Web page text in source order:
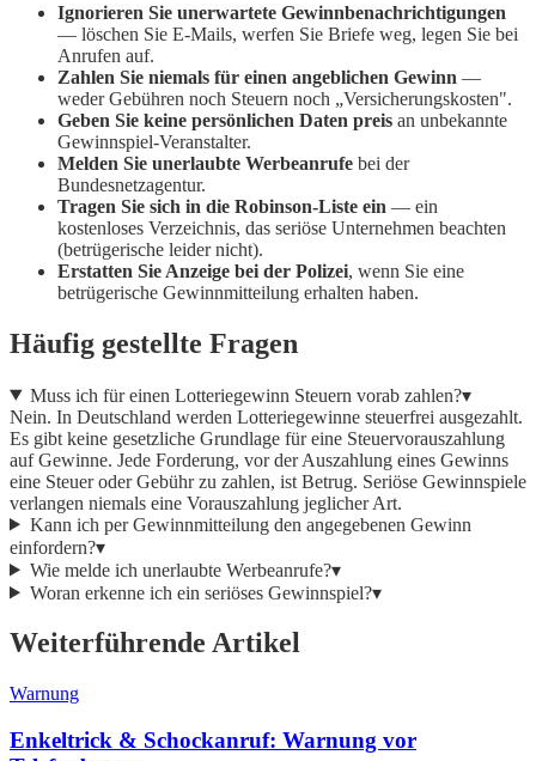
Ignorieren Sie unerwartete Gewinnbenachrichtigungen
— löschen Sie E-Mails, werfen Sie Briefe weg, legen Sie bei
Anrufen auf.
Zahlen Sie niemals für einen angeblichen Gewinn —
weder Gebühren noch Steuern noch „Versicherungskosten".
Geben Sie keine persönlichen Daten preis an unbekannte
Gewinnspiel-Veranstalter.
Melden Sie unerlaubte Werbeanrufe bei der
Bundesnetzagentur.
Tragen Sie sich in die Robinson-Liste ein — ein
kostenloses Verzeichnis, das seriöse Unternehmen beachten
(betrügerische leider nicht).
Erstatten Sie Anzeige bei der Polizei, wenn Sie eine
betrügerische Gewinnmitteilung erhalten haben.
Häufig gestellte Fragen
Muss ich für einen Lotteriegewinn Steuern vorab zahlen?▾
Nein. In Deutschland werden Lotteriegewinne steuerfrei ausgezahlt.
Es gibt keine gesetzliche Grundlage für eine Steuervorauszahlung
auf Gewinne. Jede Forderung, vor der Auszahlung eines Gewinns
eine Steuer oder Gebühr zu zahlen, ist Betrug. Seriöse Gewinnspiele
verlangen niemals eine Vorauszahlung jeglicher Art.
Kann ich per Gewinnmitteilung den angegebenen Gewinn
einfordern?▾
Wie melde ich unerlaubte Werbeanrufe?▾
Woran erkenne ich ein seriöses Gewinnspiel?▾
Weiterführende Artikel
Warnung
Enkeltrick & Schockanruf: Warnung vor